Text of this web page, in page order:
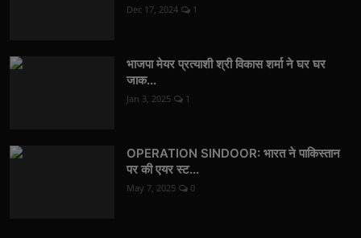
Dec 17, 2024 1
भाजपा मेयर प्रत्याशी श्री विकास शर्मा ने घर घर
जाक...
Jan 3, 2025 1
OPERATION SINDOOR: भारत ने पाकिस्तान
पर की एयर स्ट...
May 7, 2025 0